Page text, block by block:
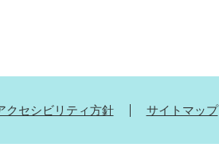
クセシビリティ方針 サイトマップ